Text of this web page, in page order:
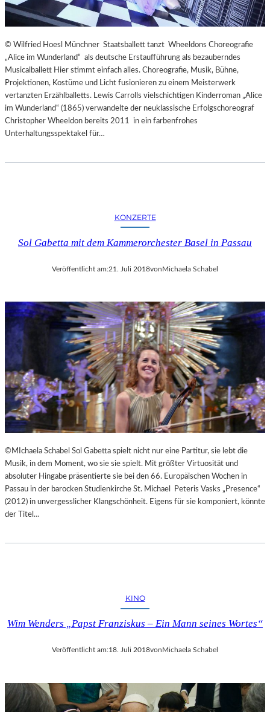
© Wilfried Hoesl Münchner Staatsballett tanzt Wheeldons Choreografie
„Alice im Wunderland“ als deutsche Erstaufführung als bezauberndes
Musicalballett Hier stimmt einfach alles. Choreografie, Musik, Bühne,
Projektionen, Kostüme und Licht fusionieren zu einem Meisterwerk
vertanzten Erzählballetts. Lewis Carrolls vielschichtigen Kinderroman „Alice
im Wunderland“ (1865) verwandelte der neuklassische Erfolgschoreograf
Christopher Wheeldon bereits 2011 in ein farbenfrohes
Unterhaltungsspektakel für…
KONZERTE
Sol Gabetta mit dem Kammerorchester Basel in Passau
Veröffentlicht am:21. Juli 2018vonMichaela Schabel
©MIchaela Schabel Sol Gabetta spielt nicht nur eine Partitur, sie lebt die
Musik, in dem Moment, wo sie sie spielt. Mit größter Virtuosität und
absoluter Hingabe präsentierte sie bei den 66. Europäischen Wochen in
Passau in der barocken Studienkirche St. Michael Peteris Vasks „Presence“
(2012) in unvergesslicher Klangschönheit. Eigens für sie komponiert, könnte
der Titel…
KINO
Wim Wenders „Papst Franziskus – Ein Mann seines Wortes“
Veröffentlicht am:18. Juli 2018von Michaela Schabel